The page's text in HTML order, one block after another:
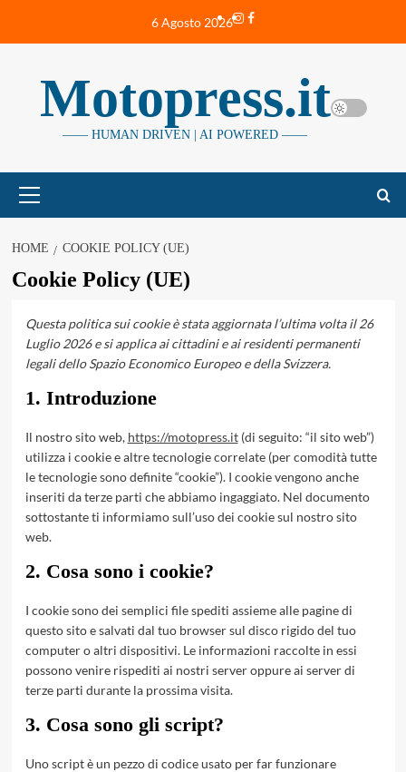
6 Agosto 2026Instagram
Facebook
Motopress.it
—— HUMAN DRIVEN | AI POWERED ——
principale
HOME COOKIE POLICY (UE)
Cookie Policy (UE)
Questa politica sui cookie è stata aggiornata l’ultima volta il 26
Luglio 2026 e si applica ai cittadini e ai residenti permanenti
legali dello Spazio Economico Europeo e della Svizzera.
1. Introduzione
Il nostro sito web, https://motopress.it(di seguito: “il sito web”)
utilizza i cookie e altre tecnologie correlate (per comodità tutte
le tecnologie sono definite “cookie”). I cookie vengono anche
inseriti da terze parti che abbiamo ingaggiato. Nel documento
sottostante ti informiamo sull’uso dei cookie sul nostro sito
web.
2. Cosa sono i cookie?
I cookie sono dei semplici file spediti assieme alle pagine di
questo sito e salvati dal tuo browser sul disco rigido del tuo
computer o altri dispositivi. Le informazioni raccolte in essi
possono venire rispediti ai nostri server oppure ai server di
terze parti durante la prossima visita.
3. Cosa sono gli script?
Uno script è un pezzo di codice usato per far funzionare